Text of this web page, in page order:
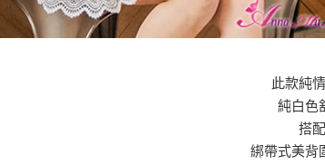
此款純
純白色
搭
綁帶式美背